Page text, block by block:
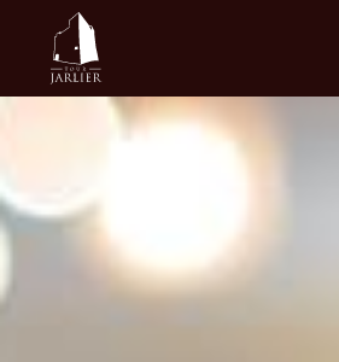
LA TOUR
NOS SERVICES